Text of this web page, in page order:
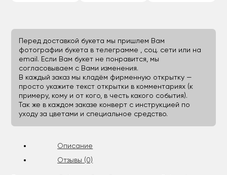
Перед доставкой букета мы пришлем Вам
фотографии букета в телеграмме , соц. сети или на
email. Если Вам букет не понравится, мы
согласовываем с Вами изменения.
В каждый заказ мы кладём фирменную открытку —
просто укажите текст открытки в комментариях (к
примеру, кому и от кого, в честь какого события).
Так же в каждом заказе конверт с инструкцией по
уходу за цветами и специальное средство.
Описание
Отзывы (0)